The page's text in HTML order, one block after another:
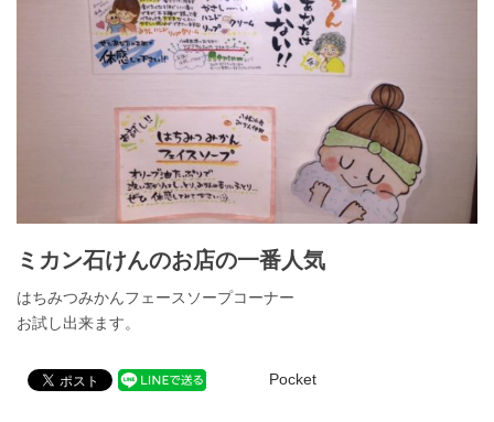
ミカン石けんのお店の一番人気
はちみつみかんフェースソープコーナー
お試し出来ます。
Pocket